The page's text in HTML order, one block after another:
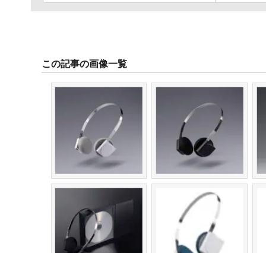
この記事の画像一覧